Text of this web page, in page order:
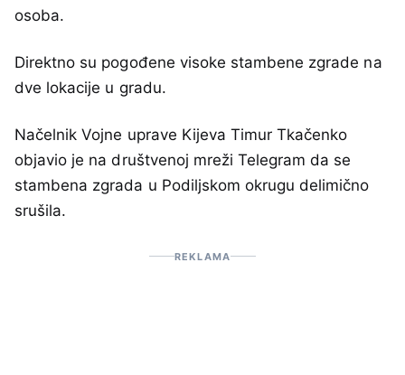
osoba.
Direktno su pogođene visoke stambene zgrade na
dve lokacije u gradu.
Načelnik Vojne uprave Kijeva Timur Tkačenko
objavio je na društvenoj mreži Telegram da se
stambena zgrada u Podiljskom okrugu delimično
srušila.
REKLAMA